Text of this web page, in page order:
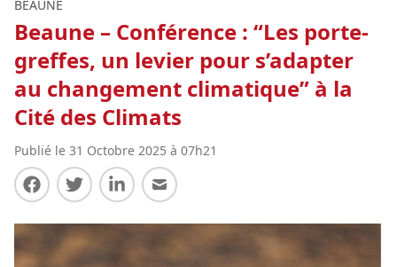
BEAUNE
Beaune – Conférence : “Les porte-
greffes, un levier pour s’adapter
au changement climatique” à la
Cité des Climats
Publié le 31 Octobre 2025 à 07h21
Partager sur Facebook
Partager sur Twitter
Partager sur LinkedIn
Partager par E-mail